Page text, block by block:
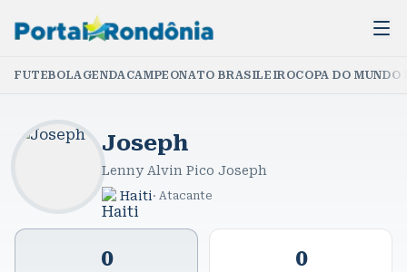
FUTEBOLAGENDACAMPEONATO BRASILEIROCOPA DO
Joseph
Lenny Alvin Pico Joseph
Haiti · Atacante
0 0